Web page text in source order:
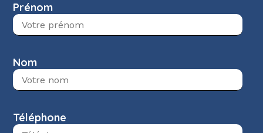
Prénom
Nom
Téléphone